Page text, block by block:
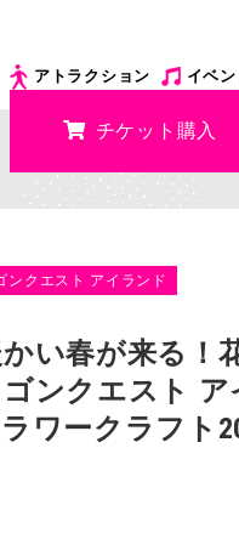
アトラクション イベ
チケット購入
ンクエスト アイランド
い春が来る！
ンクエスト
ワークラフト